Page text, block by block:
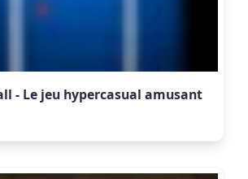
- Le jeu hypercasual amusant